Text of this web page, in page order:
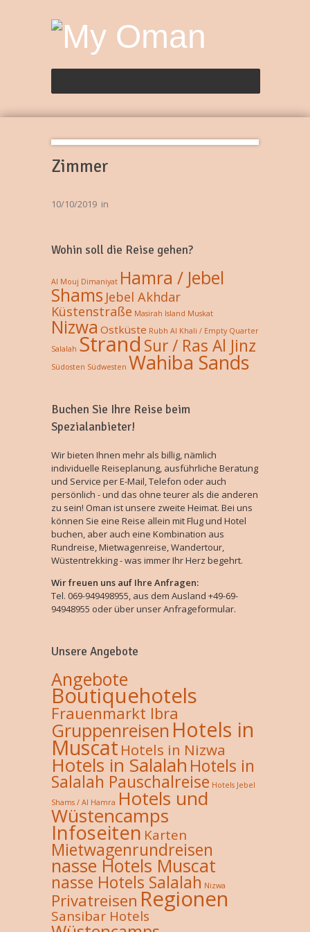
Zimmer
10/10/2019 in
Wohin soll die Reise gehen?
Al Mouj Dimaniyat Hamra / Jebel
Shams Jebel Akhdar
Küstenstraße Masirah Island Muskat
Nizwa Ostküste Rubh Al Khali / Empty Quarter
Salalah Strand Sur / Ras Al Jinz
Südosten Südwesten Wahiba Sands
Buchen Sie Ihre Reise beim
Spezialanbieter!
Wir bieten Ihnen mehr als billig, nämlich
individuelle Reiseplanung, ausführliche Beratung
und Service per E-Mail, Telefon oder auch
persönlich - und das ohne teurer als die anderen
zu sein! Oman ist unsere zweite Heimat. Bei uns
können Sie eine Reise allein mit Flug und Hotel
buchen, aber auch eine Kombination aus
Rundreise, Mietwagenreise, Wandertour,
Wüstentrekking - was immer Ihr Herz begehrt.
Wir freuen uns auf Ihre Anfragen:
Tel. 069-949498955, aus dem Ausland +49-69-
94948955 oder über unser Anfrageformular.
Unsere Angebote
Angebote
Boutiquehotels
Frauenmarkt Ibra
Gruppenreisen Hotels in
Muscat Hotels in Nizwa
Hotels in Salalah Hotels in
Salalah Pauschalreise Hotels Jebel
Shams / Al Hamra Hotels und
Wüstencamps
Infoseiten Karten
Mietwagenrundreisen
nasse Hotels Muscat
nasse Hotels Salalah Nizwa
Privatreisen Regionen
Sansibar Hotels